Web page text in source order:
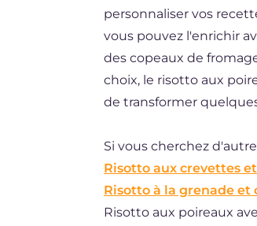
personnaliser vos
vous pouvez l'enrichir
des copeaux de
choix, le risotto aux
de transformer
Si vous cherchez
Risotto aux crevettes
Risotto à la grenade et
Risotto aux poireaux